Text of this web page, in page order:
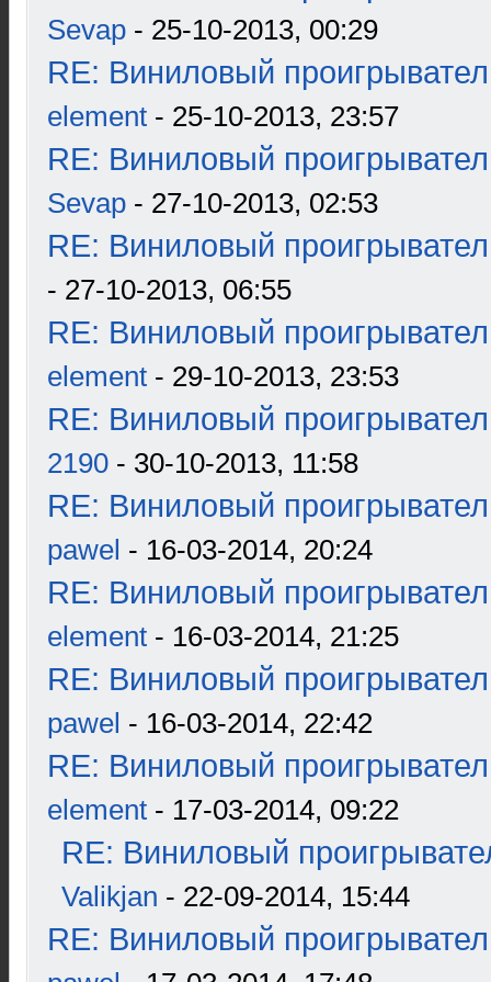
Sevap - 25-10-2013, 00:29
RE: Виниловый
element - 25-10-2013, 23:57
RE: Виниловый
Sevap - 27-10-2013, 02:53
RE: Виниловый
- 27-10-2013, 06:55
RE: Виниловый
element - 29-10-2013, 23:53
RE: Виниловый
2190 - 30-10-2013, 11:58
RE: Виниловый
pawel - 16-03-2014, 20:24
RE: Виниловый
element - 16-03-2014, 21:25
RE: Виниловый
pawel - 16-03-2014, 22:42
RE: Виниловый
element - 17-03-2014, 09:22
RE: Виниловый
Valikjan - 22-09-2014, 15:44
RE: Виниловый